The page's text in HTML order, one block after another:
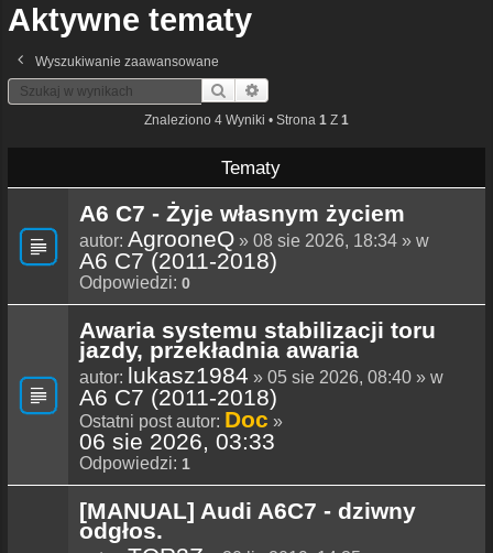
Aktywne tematy
Wyszukiwanie zaawansowane
Szukaj
Znaleziono 4 Wyniki • Strona 1 Z 1
Tematy
A6 C7 - Żyje własnym życiem
autor: AgrooneQ » 08 sie 2026, 18:34 » w
A6 C7 (2011-2018)
Odpowiedzi: 0
Awaria systemu stabilizacji toru
jazdy, przekładnia awaria
autor: lukasz1984 » 05 sie 2026, 08:40 » w
A6 C7 (2011-2018)
Ostatni post autor: Doc »
06 sie 2026, 03:33
Odpowiedzi: 1
[MANUAL] Audi A6C7 - dziwny
odgłos.